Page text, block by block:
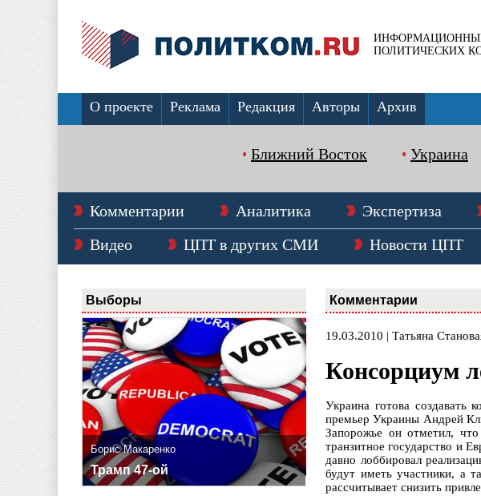
ПОЛИТИЧЕСКИХ
О проекте Реклама Редакция Авторы Архив
Ближний Восток Украина
Комментарии Аналитика Экспертиза
Видео
ЦПТ в других СМИ Новости ЦПТ
Выборы
Борис Макаренко
Трамп 47-ой
Комментарии
19.03.2010 | Татьяна
Консорциум
Украина готова создавать
премьер Украины Андрей
Запорожье он отметил,
транзитное государство и
давно лоббировал
будут иметь участники, а
рассчитывает снизить